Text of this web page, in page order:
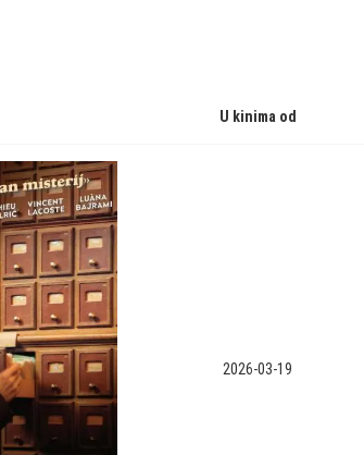
U kinima od
2026-03-19